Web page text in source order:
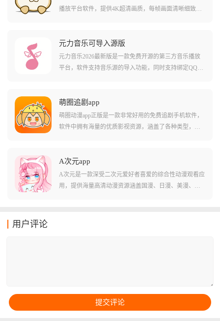
播放平台软件，提供4K超清画质，每帧画面清晰细致，
视频内容，追看无压力，所有影视资源都是免费播放
的，想看就看，完全不用花钱以及会员，全程没有任何
广告植入，点击封面即可开始观看。
元力音乐可导入源版
元力音乐2026最新版是一款免费开源的第三方音乐播放
平台，软件支持音乐源的导入功能，同时支持绑定QQ音
V、歌曲封面、歌词等内容，曲库覆盖全品类，流行、古
典、摇滚、民谣等风格应有尽有，甚至能轻松获取各大
平台的VIP专属曲库和下架歌曲，听歌无限制。
萌圈追剧app
萌圈动漫app正版是一款非常好用的免费追剧手机软件，
软件中拥有海量的优质影视资源，涵盖了各种类型，软
看的视频，软件的页面设计简单、分类清晰，用户可以
轻松查找自己喜欢的类型，也能直接快速进行精确搜
索，各大榜单不定时更新，轻松告别剧荒。
A次元app
A次元是一款深受二次元爱好者喜爱的综合性动漫观看应
用，提供海量高清动漫资源涵盖国漫、日漫、美漫、韩
用户评论